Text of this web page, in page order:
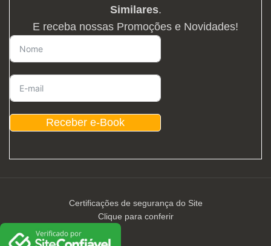
Similares.
E receba nossas Promoções e Novidades!
Receber e-Book
Certificações de segurança do Site
Clique para conferir